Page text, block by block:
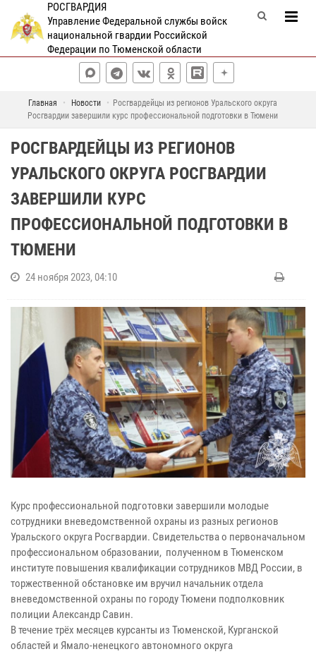
РОСГВАРДИЯ
Управление Федеральной службы войск
национальной гвардии Российской
Федерации по Тюменской области
Главная Новости
Росгвардейцы из регионов Уральского округа
Росгвардии завершили курс профессиональной подготовки в Тюмени
РОСГВАРДЕЙЦЫ ИЗ РЕГИОНОВ
УРАЛЬСКОГО ОКРУГА РОСГВАРДИИ
ЗАВЕРШИЛИ КУРС
ПРОФЕССИОНАЛЬНОЙ ПОДГОТОВКИ В
ТЮМЕНИ
24 ноября 2023, 04:10
Курс профессиональной подготовки завершили молодые
сотрудники вневедомственной охраны из разных регионов
Уральского округа Росгвардии. Свидетельства о первоначальном
профессиональном образовании, полученном в Тюменском
институте повышения квалификации сотрудников МВД России, в
торжественной обстановке им вручил начальник отдела
вневедомственной охраны по городу Тюмени подполковник
полиции Александр Савин.
В течение трёх месяцев курсанты из Тюменской, Курганской
областей и Ямало-ненецкого автономного округа